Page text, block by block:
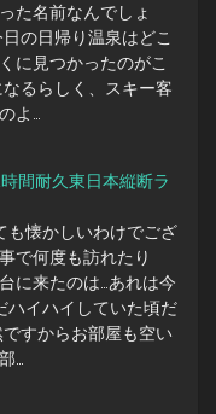
た名前なんでしょ
の日帰り温泉はどこ
に見つかったのがこ
るらしく、スキー客
よ…
間耐久東日本縦断ラ
も懐かしいわけでござ
で何度も訪れたり
に来たのは…あれは今
ハイハイしていた頃だ
すからお部屋も空い
…